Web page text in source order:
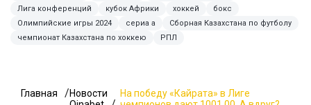
Лига конференций
кубок Африки хоккей
бокс
Олимпийские игры 2024
сериа а
Сборная Казахстана по футболу
чемпионат Казахстана по хоккею
РПЛ
Главная
Новости
На победу «Кайрата» в Лиге